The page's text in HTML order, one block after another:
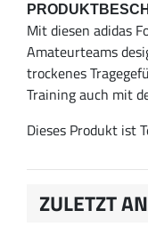
Mit diesen adidas
Amateurteams
trockenes
Training auch mit
Dieses Produkt ist
ZULETZT